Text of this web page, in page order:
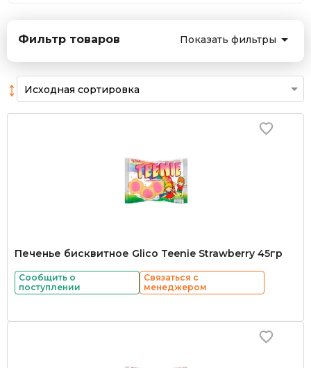
Фильтр товаров Показать фильтры
↕
Печенье бисквитное Glico Teenie Strawberry 45гр
Сообщить о
поступлении
Связаться с
менеджером